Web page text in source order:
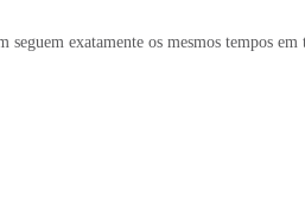
seguem exatamente os mesmos tempos em